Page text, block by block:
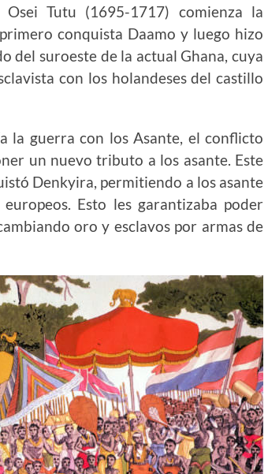
Tutu (1695-1717) comienza la
conquista Daamo y luego hizo
del suroeste de la actual Ghana, cuya
con los holandeses del castillo
la guerra con los Asante, el conflicto
un nuevo tributo a los asante. Este
Denkyira, permitiendo a los asante
Esto les garantizaba poder
oro y esclavos por armas de